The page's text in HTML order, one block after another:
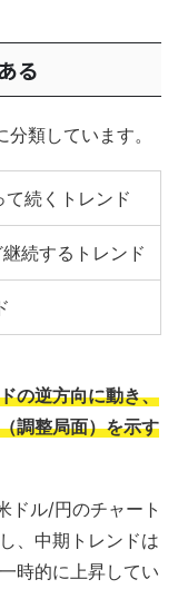
る
類しています。
て続くトレンド
続するトレンド
の逆方向に動き、
調整局面）を示す
ドル/円のチャート
、中期トレンドは
時的に上昇してい